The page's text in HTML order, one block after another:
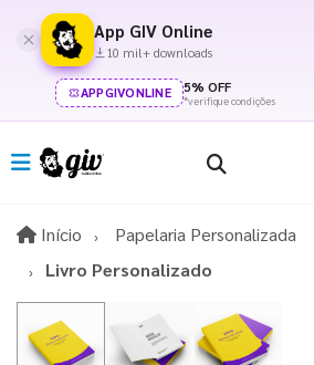
App GIV Online
10 mil+ downloads
APPGIVONLINE 5% OFF
*verifique condições
Início InícioPapelaria Personalizada
Livro Personalizado